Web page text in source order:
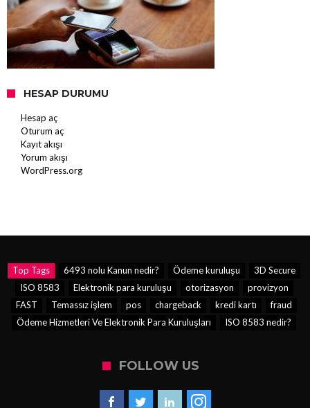
HESAP DURUMU
Hesap aç
Oturum aç
Kayıt akışı
Yorum akışı
WordPress.org
Top Tags 6493 nolu Kanun nedir? Ödeme kuruluşu
3D Secure
ISO 8583
Elektronik para kuruluşu otorizasyon
provizyon
FAST
Temassız işlem pos chargeback kredi kartı
fraud
Ödeme Hizmetleri Ve Elektronik Para Kuruluşları
ISO 8583 nedir?
FOLLOW US